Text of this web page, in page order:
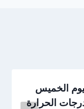
الخميس
في درجات الحرارة